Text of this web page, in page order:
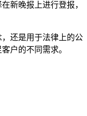
新晚报上进行登报，
还是用于法律上的公
户的不同需求。